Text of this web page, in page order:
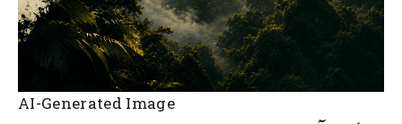
AI-Generated Image